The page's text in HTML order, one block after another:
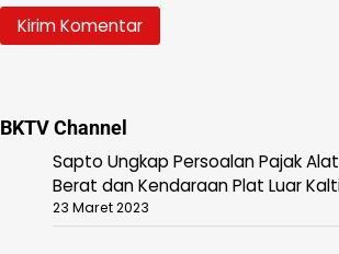
BKTV Channel
Sapto Ungkap Persoalan Pajak Alat
Berat dan Kendaraan Plat Luar
23 Maret 2023